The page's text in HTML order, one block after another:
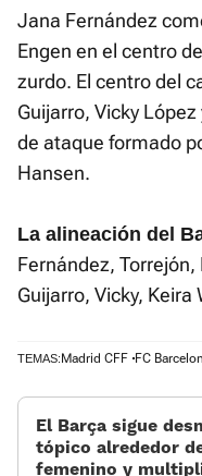
Jana Fernández
Engen en el centro
zurdo. El centro del
Guijarro, Vicky
de ataque formado
Hansen.
La alineación del
Fernández,
Guijarro, Vicky, Keira
TEMAS:Madrid CFF FC
El Barça sigue
tópico alrededor
femenino y